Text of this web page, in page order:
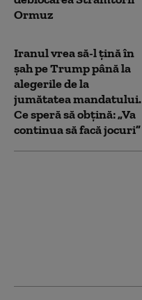
Ormuz
Iranul vrea să-l țină în
șah pe Trump până la
alegerile de la
jumătatea mandatului.
Ce speră să obțină: „Va
continua să facă jocuri”